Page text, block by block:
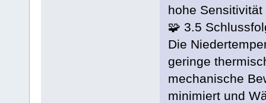
hohe
🧩 3.5
Die
geringe
mechanische
minimiert und